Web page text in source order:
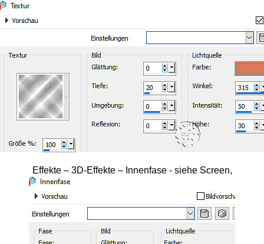
Effekte – 3D-Effekte – Innenfase - siehe Screen,